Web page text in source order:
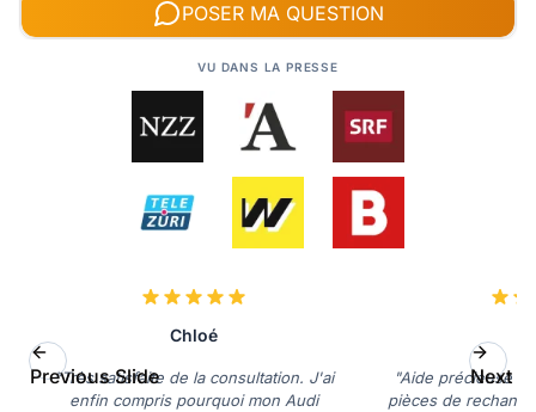
POSER MA QUESTION
VU DANS LA PRESSE
Chloé
"Très satisfaite de la consultation. J'ai
enfin compris pourquoi mon Audi
"Aide précieuse
pièces de
Previous Slide Next